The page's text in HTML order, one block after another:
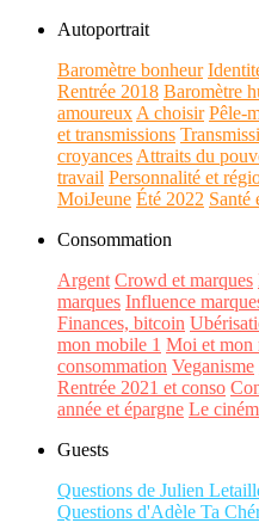
Autoportrait
Baromètre bonheur
Rentrée 2018 Baromètre
amoureux A choisir Pêle-
et transmissions
croyances Attraits du
travail Personnalité et
MoiJeune Été 2022 Santé
Consommation
Argent Crowd et marques
marques Influence
Finances, bitcoin
mon mobile 1 Moi et mon
consommation Veganisme
Rentrée 2021 et conso
année et épargne Le
Guests
Questions de Julien
Questions d'Adèle Ta